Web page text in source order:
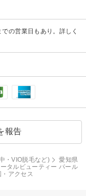
の営業日もあり。詳しく
報告
・VIO脱毛など)
愛知県
タルビューティー パール
・アクセス